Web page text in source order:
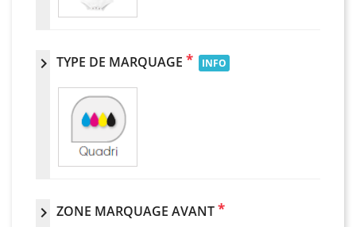
chevron_right TYPE DE MARQUAGE * INFO
chevron_right ZONE MARQUAGE AVANT*